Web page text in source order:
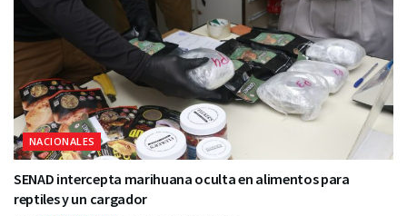
NACIONALES
SENAD intercepta marihuana oculta en alimentos para
reptiles y un cargador